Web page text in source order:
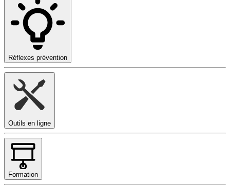
Réflexes prévention
Outils en ligne
Formation